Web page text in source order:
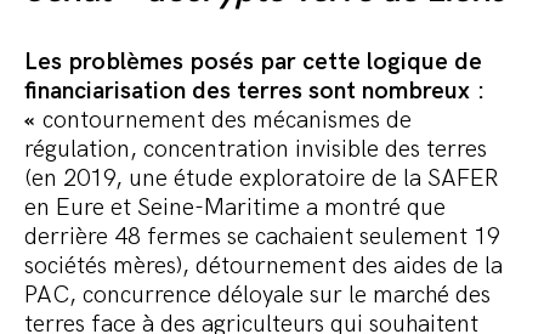
Les problèmes posés par cette logique de
financiarisation des terres sont nombreux :
« contournement des mécanismes de
régulation, concentration invisible des terres
(en 2019, une étude exploratoire de la SAFER
en Eure et Seine-Maritime a montré que
derrière 48 fermes se cachaient seulement 19
sociétés mères), détournement des aides de la
PAC, concurrence déloyale sur le marché des
terres face à des agriculteurs qui souhaitent